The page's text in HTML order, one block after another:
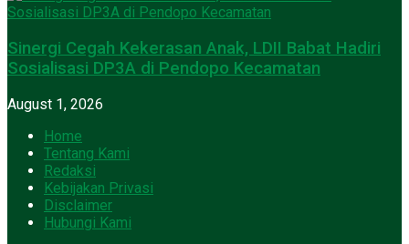
Sinergi Cegah Kekerasan Anak, LDII Babat Hadiri
Sosialisasi DP3A di Pendopo Kecamatan
August 1, 2026
Home
Tentang Kami
Redaksi
Kebijakan Privasi
Disclaimer
Hubungi Kami